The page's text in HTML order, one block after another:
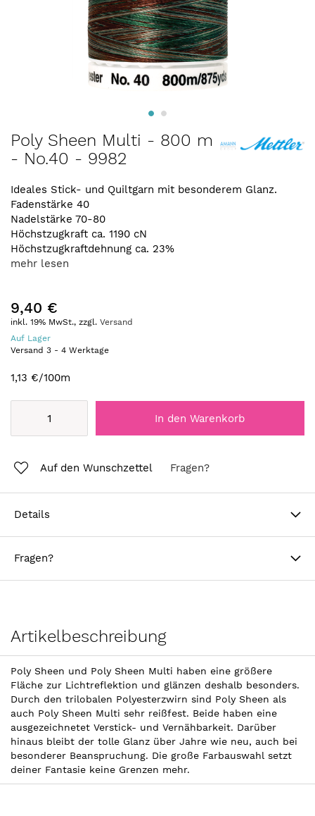
Zum
Anfang
der
springen
Poly Sheen Multi - 800 m
- No.40 - 9982
Ideales Stick- und Quiltgarn mit besonderem Glanz.
Fadenstärke 40
Nadelstärke 70-80
Höchstzugkraft ca. 1190 cN
Höchstzugkraftdehnung ca. 23%
mehr lesen
9,40 €
inkl. 19% MwSt., zzgl. Versand
Auf Lager
Versand 3 - 4 Werktage
1,13 €/100m
In den Warenkorb
Auf den Wunschzettel Fragen?
Details
Fragen?
Artikelbeschreibung
Poly Sheen und Poly Sheen Multi haben eine größere
Fläche zur Lichtreflektion und glänzen deshalb besonders.
Durch den trilobalen Polyesterzwirn sind Poly Sheen als
auch Poly Sheen Multi sehr reißfest. Beide haben eine
ausgezeichnetet Verstick- und Vernähbarkeit. Darüber
hinaus bleibt der tolle Glanz über Jahre wie neu, auch bei
besonderer Beanspruchung. Die große Farbauswahl setzt
deiner Fantasie keine Grenzen mehr.